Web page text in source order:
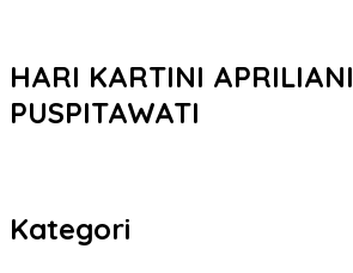
HARI KARTINI APRILIANI
PUSPITAWATI
Kategori